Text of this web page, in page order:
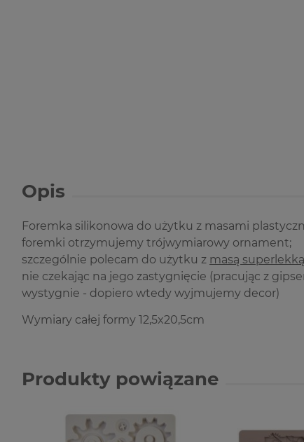
Opis
Foremka silikonowa do użytku z masami
foremki otrzymujemy trójwymiarowy ornament;
szczególnie polecam do użytku z masą
nie czekając na jego zastygnięcie (pracując z
wystygnie - dopiero wtedy wyjmujemy decor)
Wymiary całej formy 12,5x20,5cm
Produkty powiązane